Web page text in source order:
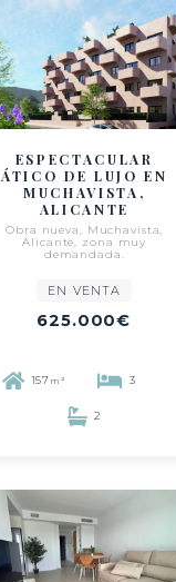
ESPECTACULAR
ÁTICO DE LUJO EN
MUCHAVISTA,
ALICANTE
Obra nueva, Muchavista,
Alicante, zona muy
demandada.
EN VENTA
625.000€
157 m² 3
2